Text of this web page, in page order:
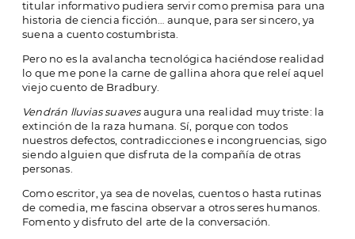
titular informativo pudiera servir como premisa para una
historia de ciencia ficción… aunque, para ser sincero, ya
suena a cuento costumbrista.
Pero no es la avalancha tecnológica haciéndose realidad
lo que me pone la carne de gallina ahora que releí aquel
viejo cuento de Bradbury.
Vendrán lluvias suavesaugura una realidad muy triste: la
extinción de la raza humana. Sí, porque con todos
nuestros defectos, contradicciones e incongruencias, sigo
siendo alguien que disfruta de la compañía de otras
personas.
Como escritor, ya sea de novelas, cuentos o hasta rutinas
de comedia, me fascina observar a otros seres humanos.
Fomento y disfruto del arte de la conversación.